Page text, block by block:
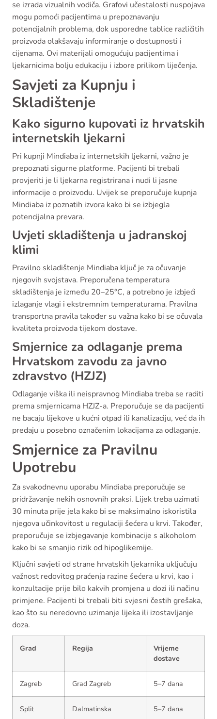
se izrada vizualnih vodiča. Grafovi učestalosti nuspojava
mogu pomoći pacijentima u prepoznavanju
potencijalnih problema, dok usporedne tablice različitih
proizvoda olakšavaju informiranje o dostupnosti i
cijenama. Ovi materijali omogućuju pacijentima i
ljekarnicima bolju edukaciju i izbore prilikom liječenja.
Savjeti za Kupnju i
Skladištenje
Kako sigurno kupovati iz hrvatskih
internetskih ljekarni
Pri kupnji Mindiaba iz internetskih ljekarni, važno je
prepoznati sigurne platforme. Pacijenti bi trebali
provjeriti je li ljekarna registrirana i nudi li jasne
informacije o proizvodu. Uvijek se preporučuje kupnja
Mindiaba iz poznatih izvora kako bi se izbjegla
potencijalna prevara.
Uvjeti skladištenja u jadranskoj
klimi
Pravilno skladištenje Mindiaba ključ je za očuvanje
njegovih svojstava. Preporučena temperatura
skladištenja je između 20–25°C, a potrebno je izbjeći
izlaganje vlagi i ekstremnim temperaturama. Pravilna
transportna pravila također su važna kako bi se očuvala
kvaliteta proizvoda tijekom dostave.
Smjernice za odlaganje prema
Hrvatskom zavodu za javno
zdravstvo (HZJZ)
Odlaganje viška ili neispravnog Mindiaba treba se raditi
prema smjernicama HZJZ-a. Preporučuje se da pacijenti
ne bacaju lijekove u kućni otpad ili kanalizaciju, već da ih
predaju u posebno označenim lokacijama za odlaganje.
Smjernice za Pravilnu
Upotrebu
Za svakodnevnu uporabu Mindiaba preporučuje se
pridržavanje nekih osnovnih praksi. Lijek treba uzimati
30 minuta prije jela kako bi se maksimalno iskoristila
njegova učinkovitost u regulaciji šećera u krvi. Također,
preporučuje se izbjegavanje kombinacije s alkoholom
kako bi se smanjio rizik od hipoglikemije.
Ključni savjeti od strane hrvatskih ljekarnika uključuju
važnost redovitog praćenja razine šećera u krvi, kao i
konzultacije prije bilo kakvih promjena u dozi ili načinu
primjene. Pacijenti bi trebali biti svjesni čestih grešaka,
kao što su neredovno uzimanje lijeka ili izostavljanje
doza.
Grad Regija
Vrijeme
dostave
Zagreb Grad Zagreb 5–7 dana
Split Dalmatinska 5–7 dana